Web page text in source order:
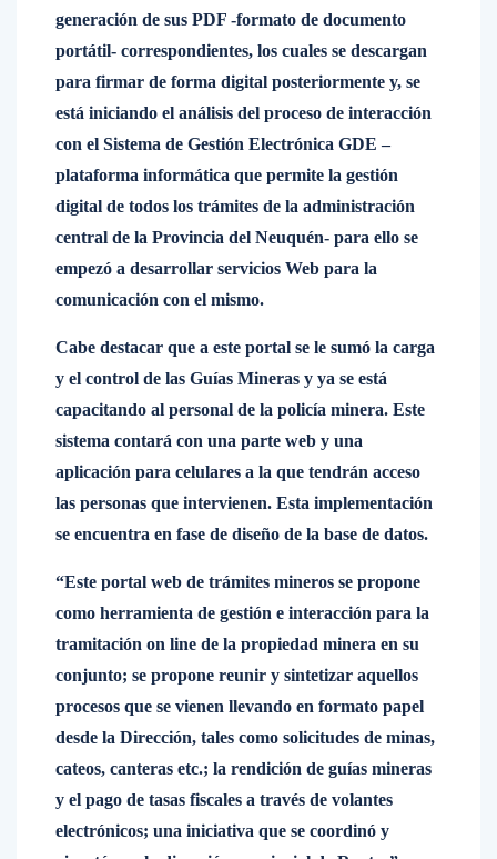
generación de sus PDF -formato de documento
portátil- correspondientes, los cuales se descargan
para firmar de forma digital posteriormente y, se
está iniciando el análisis del proceso de interacción
con el Sistema de Gestión Electrónica GDE –
plataforma informática que permite la gestión
digital de todos los trámites de la administración
central de la Provincia del Neuquén- para ello se
empezó a desarrollar servicios Web para la
comunicación con el mismo.
Cabe destacar que a este portal se le sumó la carga
y el control de las Guías Mineras y ya se está
capacitando al personal de la policía minera. Este
sistema contará con una parte web y una
aplicación para celulares a la que tendrán acceso
las personas que intervienen. Esta implementación
se encuentra en fase de diseño de la base de datos.
“Este portal web de trámites mineros se propone
como herramienta de gestión e interacción para la
tramitación on line de la propiedad minera en su
conjunto; se propone reunir y sintetizar aquellos
procesos que se vienen llevando en formato papel
desde la Dirección, tales como solicitudes de minas,
cateos, canteras etc.; la rendición de guías mineras
y el pago de tasas fiscales a través de volantes
electrónicos; una iniciativa que se coordinó y